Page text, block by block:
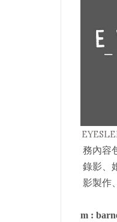
務內容
錄影、
影製作
m :